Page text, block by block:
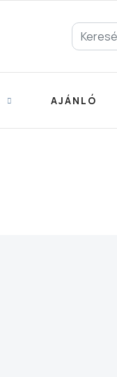
AJÁNLÓ